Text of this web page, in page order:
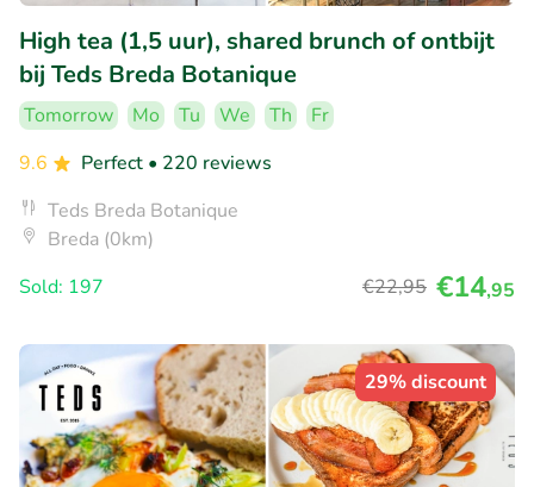
High tea (1,5 uur), shared brunch of ontbijt
bij Teds Breda Botanique
Tomorrow Mo Tu We Th
Fr
9.6
Perfect • 220 reviews
Teds Breda Botanique
Breda (0km)
Sold: 197
€22,95 €14,95
29% discount